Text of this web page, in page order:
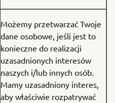
Możemy przetwarzać Twoje
dane osobowe, jeśli jest to
konieczne do realizacji
uzasadnionych interesów
naszych i/lub innych osób.
Mamy uzasadniony interes,
aby właściwie rozpatrywać